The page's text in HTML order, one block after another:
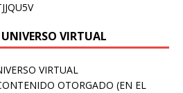
VIRTUAL
VIRTUAL
OTORGADO (EN EL